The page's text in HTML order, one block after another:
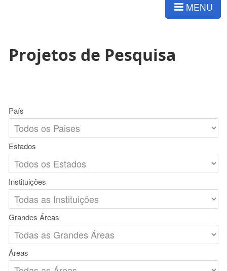
MENU
Projetos de Pesquisa
País
Estados
Instituições
Grandes Áreas
Áreas